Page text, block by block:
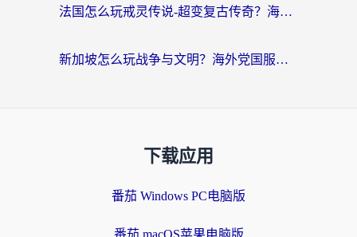
法国怎么玩戒灵传说-超变复古传奇？海外玩家国服游戏加速终极指南
新加坡怎么玩战争与文明？海外党国服游戏加速器终极避坑指南
下载应用
番茄 Windows PC电脑版
番茄 macOS苹果电脑版